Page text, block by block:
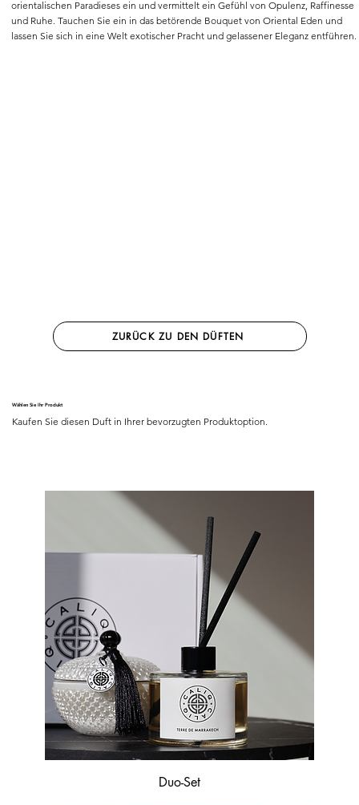
orientalischen Paradieses ein und vermittelt ein Gefühl von Opulenz, Raffinesse
und Ruhe. Tauchen Sie ein in das betörende Bouquet von Oriental Eden und
lassen Sie sich in eine Welt exotischer Pracht und gelassener Eleganz entführen.
ZURÜCK ZU DEN DÜFTEN
Wählen Sie Ihr Produkt
Kaufen Sie diesen Duft in Ihrer bevorzugten Produktoption.
Duo-Set